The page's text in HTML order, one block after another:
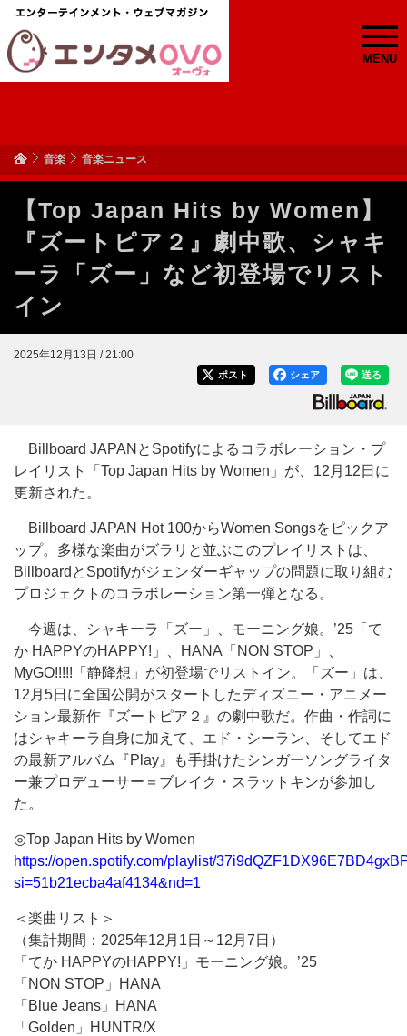
MENU
音楽 音楽ニュース
【Top Japan Hits by Women】
『ズートピア２』劇中歌、シャキ
ーラ「ズー」など初登場でリスト
イン
2025年12月13日 / 21:00
送る
シェア
ポスト
Billboard JAPANとSpotifyによるコラボレーション・プ
レイリスト「Top Japan Hits by Women」が、12月12日に
更新された。
Billboard JAPAN Hot 100からWomen Songsをピックア
ップ。多様な楽曲がズラリと並ぶこのプレイリストは、
BillboardとSpotifyがジェンダーギャップの問題に取り組む
プロジェクトのコラボレーション第一弾となる。
今週は、シャキーラ「ズー」、モーニング娘。’25「て
か HAPPYのHAPPY!」、HANA「NON STOP」、
MyGO!!!!!「静降想」が初登場でリストイン。「ズー」は、
12月5日に全国公開がスタートしたディズニー・アニメー
ション最新作『ズートピア２』の劇中歌だ。作曲・作詞に
はシャキーラ自身に加えて、エド・シーラン、そしてエド
の最新アルバム『Play』も手掛けたシンガーソングライタ
ー兼プロデューサー＝ブレイク・スラットキンが参加し
た。
◎Top Japan Hits by Women
https://open.spotify.com/playlist/
si=51b21ecba4af4134&nd=1
＜楽曲リスト＞
（集計期間：2025年12月1日～12月7日）
「てか HAPPYのHAPPY!」モーニング娘。’25
「NON STOP」HANA
「Blue Jeans」HANA
「Golden」HUNTR/X